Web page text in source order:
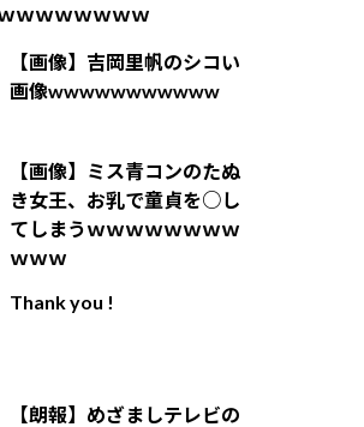
ｗｗｗｗｗｗｗ
【画像】吉岡里帆のシコい
画像wwwwwwwwwww
【画像】ミス青コンのたぬ
き女王、お乳で童貞を○し
てしまうｗｗｗｗｗｗｗｗ
ｗｗｗ
Thank you !
【朗報】めざましテレビの